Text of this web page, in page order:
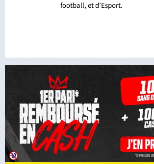
football, et d’Esport.